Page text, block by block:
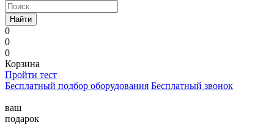
Найти
0
0
0
Корзина
Пройти тест
Бесплатный подбор оборудования Бесплатный звонок
ваш
подарок